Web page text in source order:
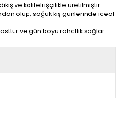
ve kaliteli işçilikle üretilmiştir.
olup, soğuk kış günlerinde ideal
ve gün boyu rahatlık sağlar.